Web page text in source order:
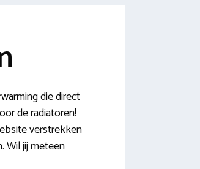
die direct
de radiatoren!
verstrekken
Wil jij meteen